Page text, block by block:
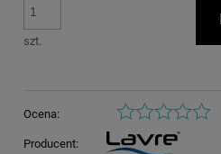
szt.
Ocena:
Producent: